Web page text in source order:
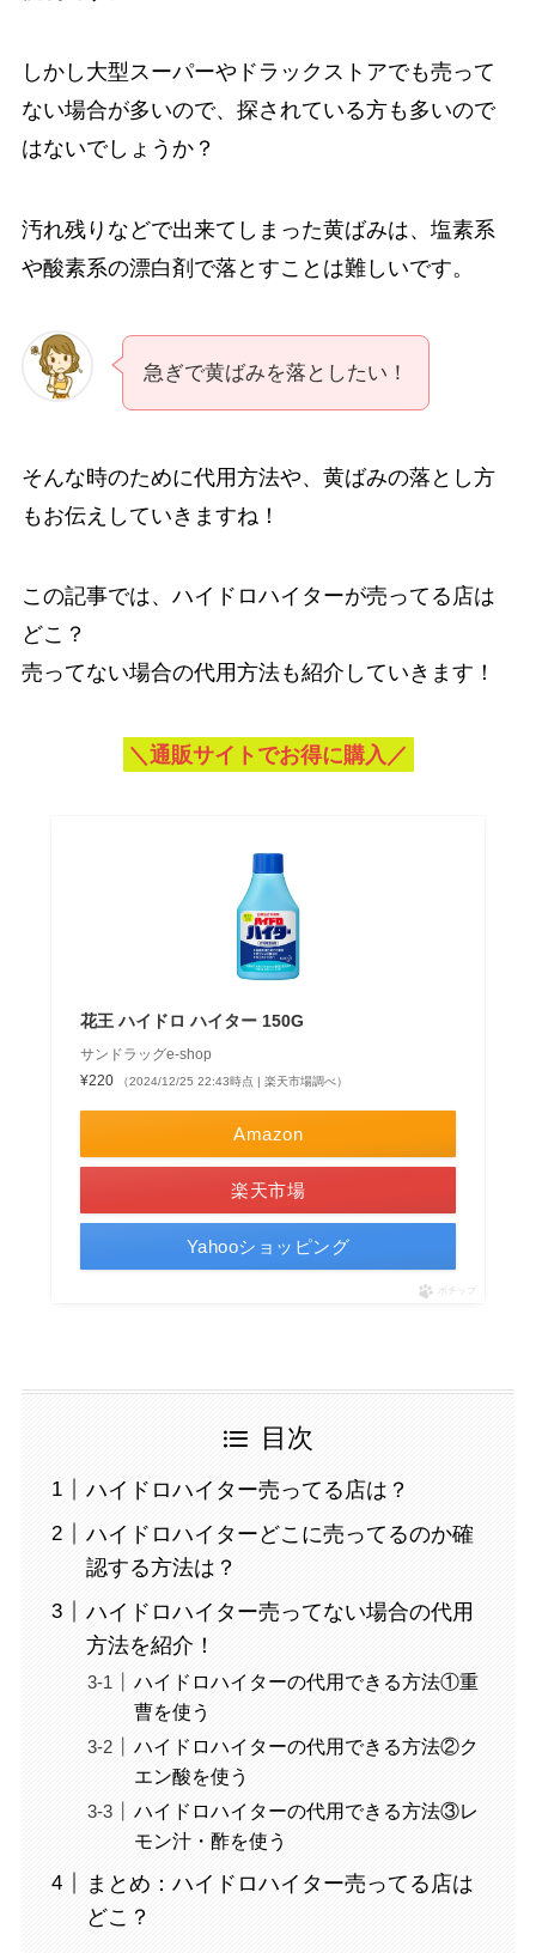
しかし大型スーパーやドラックストアでも売って
ない場合が多いので、探されている方も多いので
はないでしょうか？
汚れ残りなどで出来てしまった黄ばみは、塩素系
や酸素系の漂白剤で落とすことは難しいです。
急ぎで黄ばみを落としたい！
そんな時のために代用方法や、黄ばみの落とし方
もお伝えしていきますね！
この記事では、ハイドロハイターが売ってる店は
どこ？
売ってない場合の代用方法も紹介していきます！
＼通販サイトでお得に購入／
花王 ハイドロ ハイター 150G
サンドラッグe-shop
¥220
（2024/12/25 22:43時点 | 楽天市場調べ）
Amazon
楽天市場
Yahooショッピング
ポチップ
目次
ハイドロハイター売ってる店は？
ハイドロハイターどこに売ってるのか確
認する方法は？
ハイドロハイター売ってない場合の代用
方法を紹介！
ハイドロハイターの代用できる方法①重
曹を使う
ハイドロハイターの代用できる方法②ク
エン酸を使う
ハイドロハイターの代用できる方法③レ
モン汁・酢を使う
まとめ：ハイドロハイター売ってる店は
どこ？